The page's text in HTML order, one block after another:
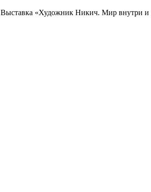
Выставка «Художник Никич. Мир внутри и